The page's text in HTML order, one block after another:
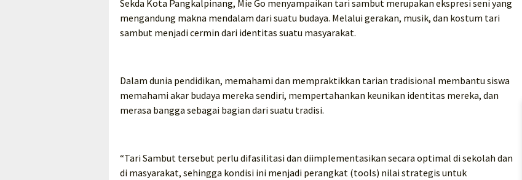
Sekda Kota Pangkalpinang, Mie Go menyampaikan tari sambut merupakan ekspresi seni yang
mengandung makna mendalam dari suatu budaya. Melalui gerakan, musik, dan kostum tari
sambut menjadi cermin dari identitas suatu masyarakat.
Dalam dunia pendidikan, memahami dan mempraktikkan tarian tradisional membantu siswa
memahami akar budaya mereka sendiri, mempertahankan keunikan identitas mereka, dan
merasa bangga sebagai bagian dari suatu tradisi.
“Tari Sambut tersebut perlu difasilitasi dan diimplementasikan secara optimal di sekolah dan
di masyarakat, sehingga kondisi ini menjadi perangkat (tools) nilai strategis untuk